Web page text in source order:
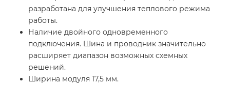
разработана для улучшения теплового режима
работы.
Наличие двойного одновременного
подключения. Шина и проводник значительно
расширяет диапазон возможных схемных
решений.
Ширина модуля 17,5 мм.